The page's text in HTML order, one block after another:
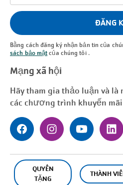
email
ĐĂNG
Bằng cách đăng ký nhận bản tin của
sách bảo mậtcủa chúng tôi .
Mạng xã hội
Hãy tham gia thảo luận và
các chương trình khuyến
QUYÊN
TẶNG
THÀNH